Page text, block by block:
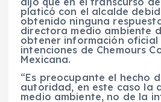
platicó con el alcalde
obtenido ninguna
directora medio ambiente
obtener información oficial
intenciones de Chemours
Mexicana.
“Es preocupante el hecho
autoridad, en este caso la
medio ambiente, no de la